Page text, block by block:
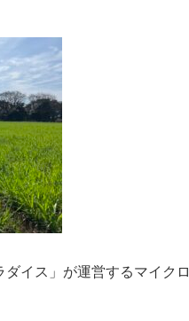
ダイス」が運営するマイ